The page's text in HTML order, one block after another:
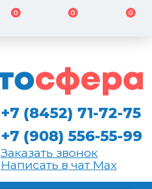
0 0 0
+7 (8452) 71-72-75
+7 (908) 556-55-99
Заказать звонок
Написать в чат Max